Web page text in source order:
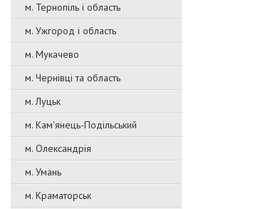
м. Тернопіль і область
м. Ужгород і область
м. Мукачево
м. Чернівці та область
м. Луцьк
м. Кам'янець-Подільський
м. Олександрія
м. Умань
м. Краматорськ